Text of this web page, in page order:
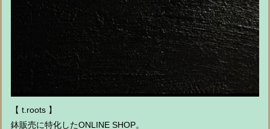
【 t.roots 】
鉢販売に特化したONLINE SHOP。